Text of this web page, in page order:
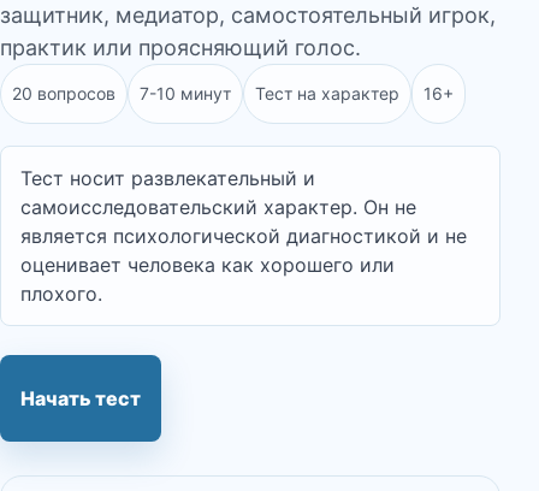
защитник, медиатор, самостоятельный игрок,
практик или проясняющий голос.
20 вопросов 7-10 минут Тест на характер 16+
Тест носит развлекательный и
самоисследовательский характер. Он не
является психологической диагностикой и не
оценивает человека как хорошего или
плохого.
Начать тест